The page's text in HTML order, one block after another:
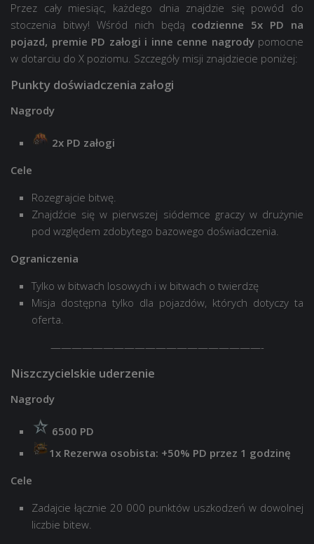
Przez cały miesiąc, każdego dnia znajdzie się powód do
stoczenia bitwy! Wśród nich będą codzienne 5x PD na
pojazd, premie PD załogi i inne cenne nagrodypomocne
w dotarciu do X poziomu. Szczegóły misji znajdziecie poniżej:
Punkty doświadczenia załogi
Nagrody
2x PD załogi
Cele
Rozegrajcie bitwę.
Znajdźcie się w pierwszej siódemce graczy w drużynie
pod względem zdobytego bazowego doświadczenia.
Ograniczenia
Tylko w bitwach losowych i w bitwach o twierdzę
Misja dostępna tylko dla pojazdów, których dotyczy ta
oferta.
————————————————————-
Niszczycielskie uderzenie
Nagrody
6500 PD
1x Rezerwa osobista: +50% PD przez 1 godzinę
Cele
Zadajcie łącznie 20 000 punktów uszkodzeń w dowolnej
liczbie bitew.